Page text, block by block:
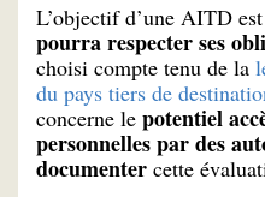
L’objectif d’une AITD
pourra respecter ses
choisi compte tenu de la
du pays tiers de
concerne le potentiel
personnelles par des
documenter cette